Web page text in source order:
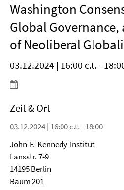
Washington
Global Governance,
of Neoliberal
03.12.2024 | 16:00 c.t. -
Zeit & Ort
03.12.2024 | 16:00 c.t. - 18:00
John-F.-Kennedy-Institut
Lansstr. 7-9
14195 Berlin
Raum 201